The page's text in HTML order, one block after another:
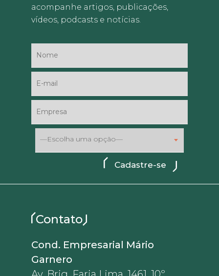
acompanhe artigos, publicações,
vídeos, podcasts e notícias.
—Escolha uma opção—
Contato
Cond. Empresarial Mário
Garnero